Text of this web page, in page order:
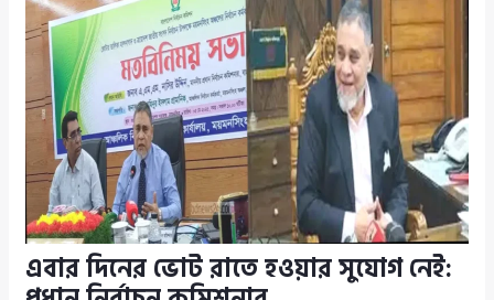
এবার দিনের ভোট রাতে হওয়ার সুযোগ নেই: